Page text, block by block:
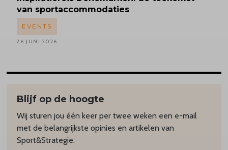
van sportaccommodaties
EVENTS
26 JUNI 2026
Blijf op de hoogte
Wij sturen jou één keer per twee weken een e-mail
met de belangrijkste opinies en artikelen van
Sport&Strategie.